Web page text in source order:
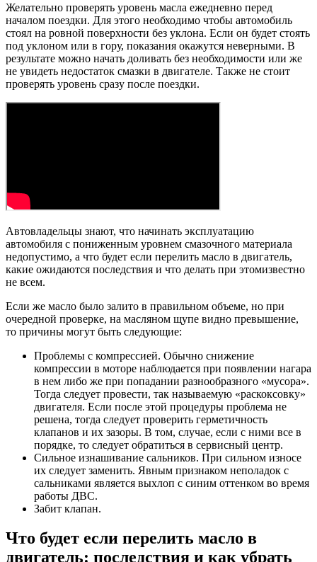
Желательно проверять уровень масла ежедневно перед
началом поездки. Для этого необходимо чтобы автомобиль
стоял на ровной поверхности без уклона. Если он будет стоять
под уклоном или в гору, показания окажутся неверными. В
результате можно начать доливать без необходимости или же
не увидеть недостаток смазки в двигателе. Также не стоит
проверять уровень сразу после поездки.
Автовладельцы знают, что начинать эксплуатацию
автомобиля с пониженным уровнем смазочного материала
недопустимо, а что будет если перелить масло в двигатель,
какие ожидаются последствия и что делать при этомизвестно
не всем.
Если же масло было залито в правильном объеме, но при
очередной проверке, на масляном щупе видно превышение,
то причины могут быть следующие:
Проблемы с компрессией. Обычно снижение
компрессии в моторе наблюдается при появлении нагара
в нем либо же при попадании разнообразного «мусора».
Тогда следует провести, так называемую «раскоксовку»
двигателя. Если после этой процедуры проблема не
решена, тогда следует проверить герметичность
клапанов и их зазоры. В том, случае, если с ними все в
порядке, то следует обратиться в сервисный центр.
Сильное изнашивание сальников. При сильном износе
их следует заменить. Явным признаком неполадок с
сальниками является выхлоп с синим оттенком во время
работы ДВС.
Забит клапан.
Что будет если перелить масло в
двигатель: последствия и как убрать